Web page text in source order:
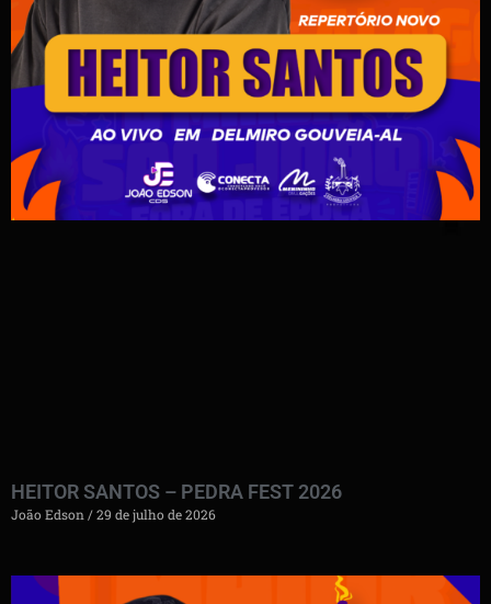
HEITOR SANTOS – PEDRA FEST 2026
João Edson 29 de julho de 2026